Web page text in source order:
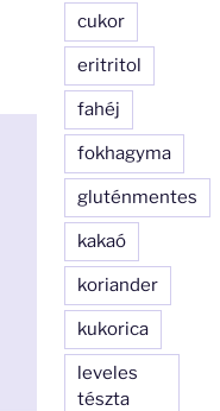
cukor
eritritol
fahéj
fokhagyma
gluténmentes
kakaó
koriander
kukorica
leveles
tészta